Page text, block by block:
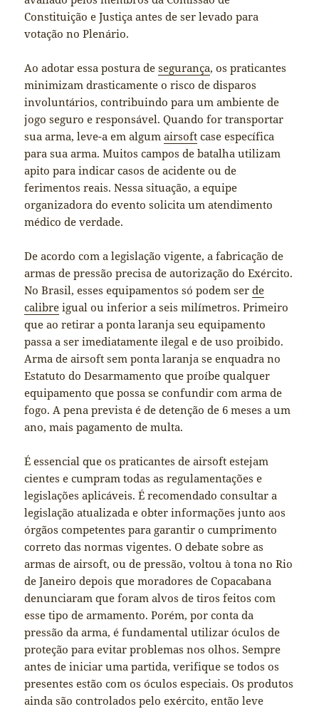
Constituição e Justiça antes de ser levado para
votação no Plenário.
Ao adotar essa postura desegurança, os praticantes
minimizam drasticamente o risco de disparos
involuntários, contribuindo para um ambiente de
jogo seguro e responsável. Quando for transportar
sua arma, leve-a em algumairsoft case específica
para sua arma. Muitos campos de batalha utilizam
apito para indicar casos de acidente ou de
ferimentos reais. Nessa situação, a equipe
organizadora do evento solicita um atendimento
médico de verdade.
De acordo com a legislação vigente, a fabricação de
armas de pressão precisa de autorização do Exército.
No Brasil, esses equipamentos só podem serde
calibre igual ou inferior a seis milímetros. Primeiro
que ao retirar a ponta laranja seu equipamento
passa a ser imediatamente ilegal e de uso proibido.
Arma de airsoft sem ponta laranja se enquadra no
Estatuto do Desarmamento que proíbe qualquer
equipamento que possa se confundir com arma de
fogo. A pena prevista é de detenção de 6 meses a um
ano, mais pagamento de multa.
É essencial que os praticantes de airsoft estejam
cientes e cumpram todas as regulamentações e
legislações aplicáveis. É recomendado consultar a
legislação atualizada e obter informações junto aos
órgãos competentes para garantir o cumprimento
correto das normas vigentes. O debate sobre as
armas de airsoft, ou de pressão, voltou à tona no Rio
de Janeiro depois que moradores de Copacabana
denunciaram que foram alvos de tiros feitos com
esse tipo de armamento. Porém, por conta da
pressão da arma, é fundamental utilizar óculos de
proteção para evitar problemas nos olhos. Sempre
antes de iniciar uma partida, verifique se todos os
presentes estão com os óculos especiais. Os produtos
ainda são controlados pelo exército, então leve